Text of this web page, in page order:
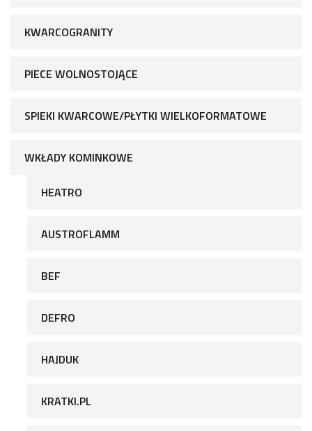
KWARCOGRANITY
PIECE WOLNOSTOJĄCE
SPIEKI KWARCOWE/PŁYTKI WIELKOFORMATOWE
WKŁADY KOMINKOWE
HEATRO
AUSTROFLAMM
BEF
DEFRO
HAJDUK
KRATKI.PL